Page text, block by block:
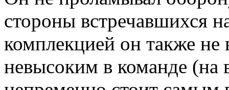
стороны встречавшихся
комплекцией он также
невысоким в команде (на